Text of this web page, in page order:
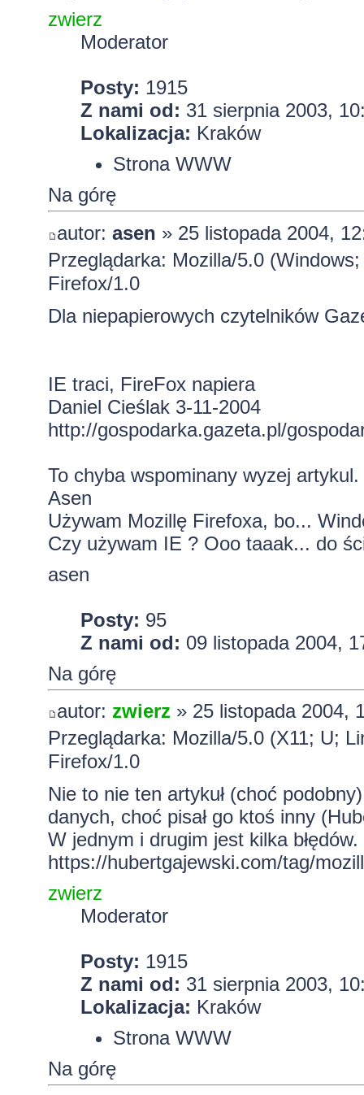
zwierz
Moderator
Posty: 1915
Z nami od: 31 sierpnia 2003,
Lokalizacja: Kraków
Strona WWW
Na górę
autor: asen » 25 listopada 2004,
Przeglądarka: Mozilla/5.0
Firefox/1.0
Dla niepapierowych czytelników
IE traci, FireFox napiera
Daniel Cieślak 3-11-2004
http://gospodarka.gazeta.pl/
To chyba wspominany wyzej artykul.
Asen
Używam Mozillę Firefoxa, bo...
Czy używam IE ? Ooo taaak... do
asen
Posty: 95
Z nami od: 09 listopada 2004,
Na górę
autor: zwierz» 25 listopada 2004,
Przeglądarka: Mozilla/5.0 (X11; U;
Firefox/1.0
Nie to nie ten artykuł (choć
danych, choć pisał go ktoś inny
W jednym i drugim jest kilka błędów.
https://hubertgajewski.com/tag/
zwierz
Moderator
Posty: 1915
Z nami od: 31 sierpnia 2003,
Lokalizacja: Kraków
Strona WWW
Na górę